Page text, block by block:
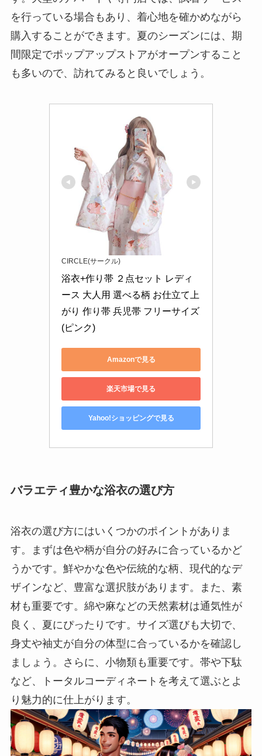
を行っている場合もあり、着心地を確かめながら
購入することができます。夏のシーズンには、期
間限定でポップアップストアがオープンすること
も多いので、訪れてみると良いでしょう。
CIRCLE(サークル)
浴衣+作り帯 ２点セット レディ
ース 大人用 選べる柄 お仕立て上
がり 作り帯 兵児帯 フリーサイズ
(ピンク)
Amazonで見る
楽天市場で見る
Yahoo!ショッピングで見る
バラエティ豊かな浴衣の選び方
浴衣の選び方にはいくつかのポイントがありま
す。まずは色や柄が自分の好みに合っているかど
うかです。鮮やかな色や伝統的な柄、現代的なデ
ザインなど、豊富な選択肢があります。また、素
材も重要です。綿や麻などの天然素材は通気性が
良く、夏にぴったりです。サイズ選びも大切で、
身丈や袖丈が自分の体型に合っているかを確認し
ましょう。さらに、小物類も重要です。帯や下駄
など、トータルコーディネートを考えて選ぶとよ
り魅力的に仕上がります。